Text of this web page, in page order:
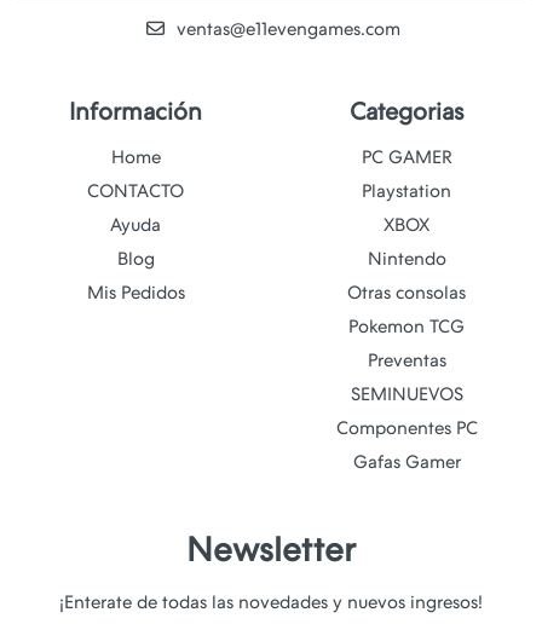
ventas@e11evengames.com
Información
Home
CONTACTO
Ayuda
Blog
Mis Pedidos
Categorias
PC GAMER
Playstation
XBOX
Nintendo
Otras consolas
Pokemon TCG
Preventas
SEMINUEVOS
Componentes PC
Gafas Gamer
Newsletter
¡Enterate de todas las novedades y nuevos ingresos!